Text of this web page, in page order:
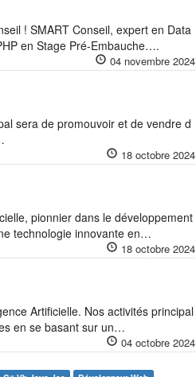
! SMART Conseil, expert en Data
en Stage Pré-Embauche….
04 novembre 2024
sera de promouvoir et de vendre d
18 octobre 2024
pionnier dans le développement
technologie innovante en…
18 octobre 2024
Artificielle. Nos activités principal
en se basant sur un…
04 octobre 2024